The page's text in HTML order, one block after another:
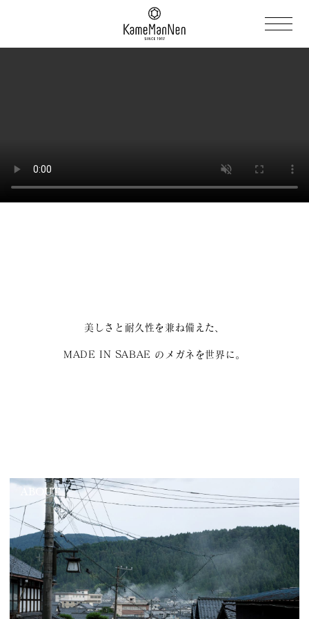
美しさと耐久性を兼ね備えた、
MADE IN SABAE のメガネを世界に。
ABOUT